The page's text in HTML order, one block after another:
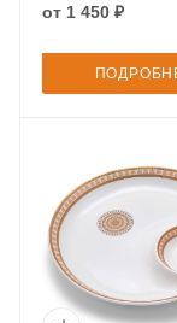
от 1 450 ₽